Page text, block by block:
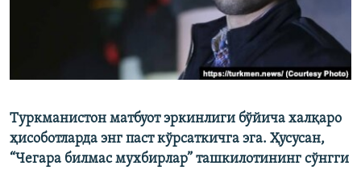
Туркманистон матбуот эркинлиги бўйича халқаро
ҳисоботларда энг паст кўрсаткичга эга. Ҳусусан,
“Чегара билмас мухбирлар” ташкилотининг cўнгги